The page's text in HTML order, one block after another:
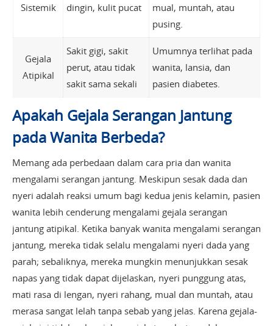
Sistemik
dingin, kulit pucat
mual, muntah, atau
pusing.
Gejala
Atipikal
Sakit gigi, sakit
perut, atau tidak
sakit sama sekali
Umumnya terlihat pada
wanita, lansia, dan
pasien diabetes.
Apakah Gejala Serangan Jantung
pada Wanita Berbeda?
Memang ada perbedaan dalam cara pria dan wanita
mengalami serangan jantung. Meskipun sesak dada dan
nyeri adalah reaksi umum bagi kedua jenis kelamin, pasien
wanita lebih cenderung mengalami gejala serangan
jantung atipikal. Ketika banyak wanita mengalami serangan
jantung, mereka tidak selalu mengalami nyeri dada yang
parah; sebaliknya, mereka mungkin menunjukkan sesak
napas yang tidak dapat dijelaskan, nyeri punggung atas,
mati rasa di lengan, nyeri rahang, mual dan muntah, atau
merasa sangat lelah tanpa sebab yang jelas. Karena gejala-